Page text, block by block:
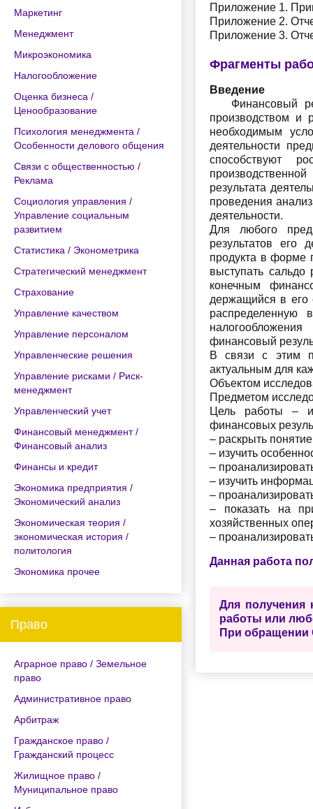
Маркетинг
Менеджмент
Микроэкономика
Налогообложение
Оценка бизнеса /
Ценообразование
Психология менеджмента /
Особенности делового общения
Связи с общественностью /
Реклама
Социология управления /
Управление социальным
развитием
Статистика / Эконометрика
Стратегический менеджмент
Страхование
Управление качеством
Управление персоналом
Управленческие решения
Управление рисками / Риск-
менеджмент
Управленческий учет
Финансовый менеджмент /
Финансовый анализ
Финансы и кредит
Экономика предприятия /
Экономический анализ
Экономическая теория /
экономическая история /
политология
Экономика прочее
Право
Аграрное право / Земельное
право
Административное право
Арбитраж
Гражданское право /
Гражданский процесс
Жилищное право /
Муниципальное право
Приложение 1.
Приложение 2.
Приложение 3.
Фрагменты
Введение
Финансовый
производством и
необходимым
деятельности
способствуют
результата
проведения
деятельности.
Для любого
результатов его
продукта в форме
выступать сальдо
конечным
держащийся в его
распределенную
финансовый
В связи с этим
актуальным для
Объектом
Предметом
Цель работы –
финансовых
– раскрыть
– изучить
–
– изучить
–
– показать на
хозяйственных
–
Данная работа
Для получения
работы или
При обращении